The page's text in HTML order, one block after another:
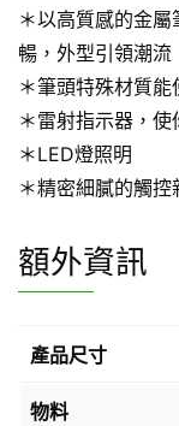
＊以高質感的金
暢，外型引領潮流
＊筆頭特殊材質
＊雷射指示器，使
＊LED燈照明
＊精密細膩的觸控
額外資訊
產品尺寸
物料